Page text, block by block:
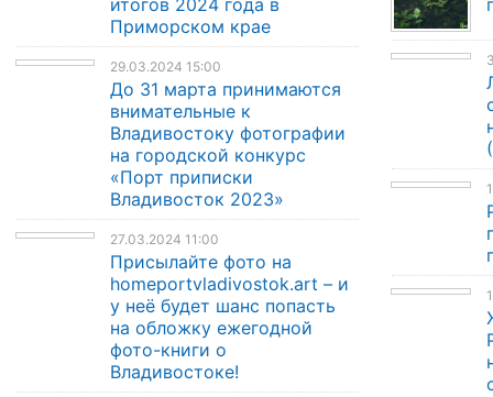
итогов 2024 года в
Приморском крае
29.03.2024 15:00
До 31 марта принимаются
внимательные к
Владивостоку фотографии
на городской конкурс
«Порт приписки
Владивосток 2023»
27.03.2024 11:00
Присылайте фото на
homeportvladivostok.art – и
у неё будет шанс попасть
на обложку ежегодной
фото-книги о
Владивостоке!